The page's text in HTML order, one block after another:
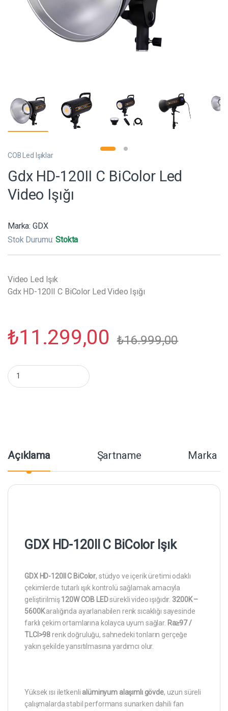
COB Led Işıklar
Gdx HD-120II C BiColor Led
Video Işığı
Marka: GDX
Stok Durumu:Stokta
Video Led Işık
Gdx HD-120II C BiColor Led Video Işığı
₺11.299,00 ₺16.999,00
Gdx HD-120II C BiColor Led Video Işığı miktar
Açıklama Şartname Marka
GDX HD-120II C BiColor Işık
GDX HD-120II C BiColor, stüdyo ve içerik üretimi odaklı
çekimlerde tutarlı ışık kontrolü sağlamak amacıyla
geliştirilmiş120W COB LEDsürekli video ışığıdır. 3200K –
5600Karalığında ayarlanabilen renk sıcaklığı sayesinde
farklı çekim ortamlarına kolayca uyum sağlar. Ra≥97 /
TLCI>98renk doğruluğu, sahnedeki tonların gerçeğe
yakın şekilde yansıtılmasına yardımcı olur.
Yüksek ısı iletkenli alüminyum alaşımlı gövde, uzun süreli
çalışmalarda stabil performans sunarken dahili fan